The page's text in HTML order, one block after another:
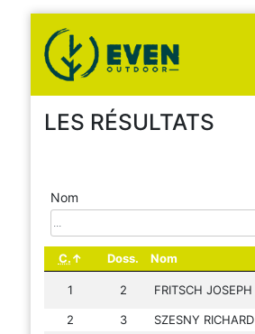
LES RÉSULTATS
Nom
C. Doss. Nom
1 2 FRITSCH JOSEPH
2 3 SZESNY RICHARD